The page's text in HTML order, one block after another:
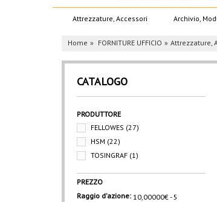
Attrezzature, Accessori Archivio,
Home FORNITURE UFFICIO Attrezzature,
CATALOGO
PRODUTTORE
FELLOWES (27)
HSM (22)
TOSINGRAF (1)
PREZZO
Raggio d'azione: 10,00000€ - 5